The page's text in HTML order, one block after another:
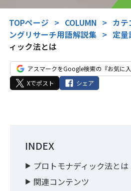
TOPページ > COLUMN > カテ
ングリサーチ用語解説集 > 定量
ィック法とは
アスマークをGoogle検索の『お気に
Xでポスト
シェア
INDEX
プロトモナディック法とは
関連コンテンツ